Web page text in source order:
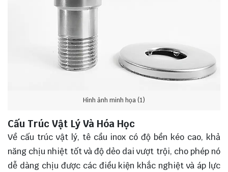
Hình ảnh minh họa (1)
Cấu Trúc Vật Lý Và Hóa Học
Về cấu trúc vật lý, tê cầu inox có độ bền kéo cao, khả
năng chịu nhiệt tốt và độ dẻo dai vượt trội, cho phép nó
dễ dàng chịu được các điều kiện khắc nghiệt và áp lực